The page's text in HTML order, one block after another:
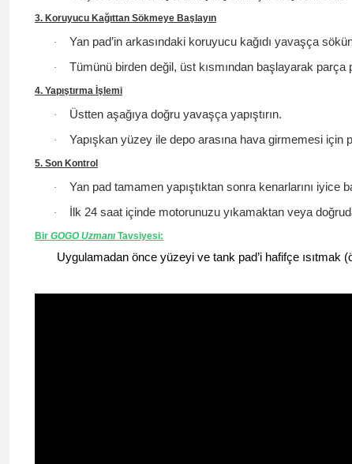
3. Koruyucu Kağıttan Sökmeye Başlayın
· Yan pad’in arkasındaki koruyucu kağıdı yavaşça
· Tümünü birden değil, üst kısmından başlayarak parça
4. Yapıştırma İşlemi
· Üstten aşağıya doğru yavaşça yapıştırın.
· Yapışkan yüzey ile depo arasına hava girmemesi için
5. Son Kontrol
· Yan pad tamamen yapıştıktan sonra kenarlarını iyice
· İlk 24 saat içinde motorunuzu yıkamaktan veya
Bir GOGO Uzmanı Tavsiyesi:
Uygulamadan önce yüzeyi ve tank pad’i hafifçe ısıtmak